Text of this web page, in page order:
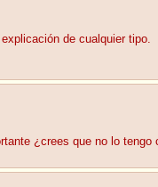
de cualquier tipo.
¿crees que no lo tengo